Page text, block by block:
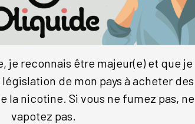
Commander
je reconnais être majeur(e) et que je
de mon pays à acheter des
la nicotine. Si vous ne fumez pas, ne
vapotez pas.